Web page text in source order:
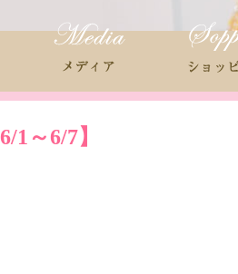
6/1～6/7】